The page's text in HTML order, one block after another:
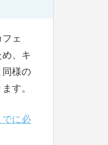
ェ
、キ
同様の
す。
でに必